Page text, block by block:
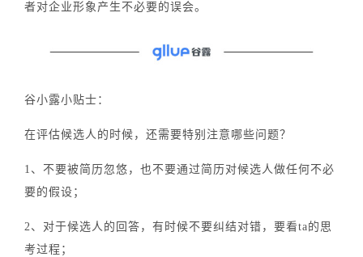
者对企业形象产生不必要的误会。
谷小露小贴士：
在评估候选人的时候，还需要特别注意哪些问题？
1、不要被简历忽悠，也不要通过简历对候选人做任何不必
要的假设；
2、对于候选人的回答，有时候不要纠结对错，要看ta的思
考过程；